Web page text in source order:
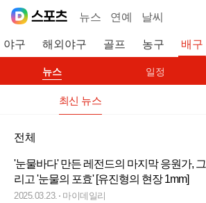
뉴스 연예 날씨
야구 해외야구 골프 농구 배구
뉴스 일정
최신 뉴스
전체
'눈물바다' 만든 레전드의 마지막 응원가, 그
리고 '눈물의 포효' [유진형의 현장 1mm]
2025.03.23. 마이데일리